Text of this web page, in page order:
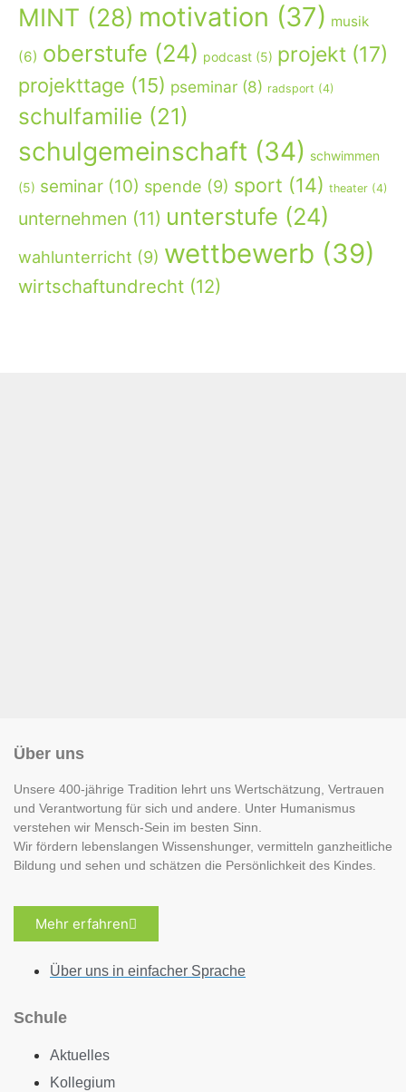
MINT (28) motivation (37) musik
(6) oberstufe (24) podcast (5) projekt (17)
projekttage (15) pseminar (8) radsport (4)
schulfamilie (21)
schulgemeinschaft (34) schwimmen
(5) seminar (10) spende (9) sport (14) theater (4)
unternehmen (11) unterstufe (24)
wahlunterricht (9) wettbewerb (39)
wirtschaftundrecht (12)
Über uns
Unsere 400-jährige Tradition lehrt uns Wertschätzung, Vertrauen
und Verantwortung für sich und andere. Unter Humanismus
verstehen wir Mensch-Sein im besten Sinn.
Wir fördern lebenslangen Wissenshunger, vermitteln ganzheitliche
Bildung und sehen und schätzen die Persönlichkeit des Kindes.
Mehr erfahren
Über uns in einfacher Sprache
Schule
Aktuelles
Kollegium